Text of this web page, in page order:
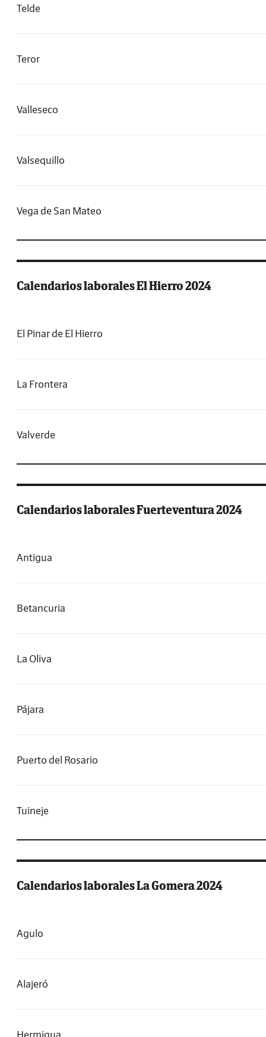
Telde
Teror
Valleseco
Valsequillo
Vega de San Mateo
Calendarios laborales El Hierro 2024
El Pinar de El Hierro
La Frontera
Valverde
Calendarios laborales Fuerteventura 2024
Antigua
Betancuria
La Oliva
Pájara
Puerto del Rosario
Tuineje
Calendarios laborales La Gomera 2024
Agulo
Alajeró